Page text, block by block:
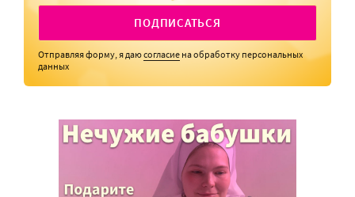
ПОДПИСАТЬСЯ
Отправляя форму, я даюсогласие на обработку персональных
данных